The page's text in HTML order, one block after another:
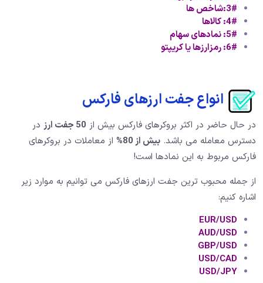
3#:شاخص ها
4#: کالاها
5#: نمادهای سهام
6#: رمزارزها یا کریپتو
انواع جفت ارزهای فارکس
در حال حاضر در اکثر بروکرهای فارکس بیش از 50 جفت ارز
در
دسترس معامله می باشد. بیش از 80 % از معاملات در بروکرهای
فارکس مربوط به این نمادها است!
از جمله محبوب ترین جفت ارزهای فارکس می توانیم به موارد زیر
اشاره کنیم:
EUR/USD
AUD/USD
GBP/USD
USD/CAD
USD/JPY